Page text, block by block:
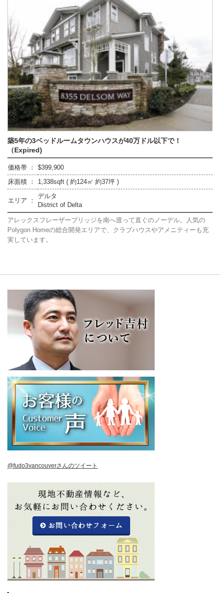
築5年の3ベッドルームタウンハウスが40万ドル以下で！
（Expired)
価格帯 ：
$399,900
床面積 ：
1,338sqft ( 約124㎡ 約37坪 )
エリア ：
デルタ
District of Delta
アレックスフレーザーブリッジを南へ渡って直ぐのノーデル。人気の
Polygon Homeの総合開発エリアで、クラブハウスやアメニティーも充
実しています。
@fudo3vancouverさんのツイート